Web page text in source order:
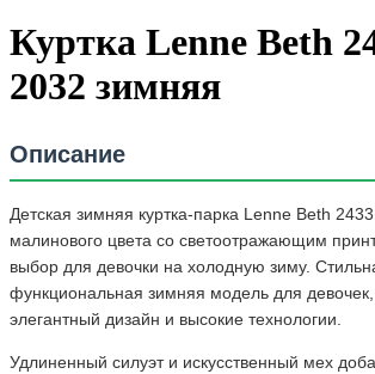
Куртка Lenne Beth
2032 зимняя
Описание
Детская зимняя куртка-парка Lenne Beth
малинового цвета со светоотражающим
выбор для девочки на холодную зиму.
функциональная зимняя модель для
элегантный дизайн и высокие технологии.
Удлиненный силуэт и искусственный мех